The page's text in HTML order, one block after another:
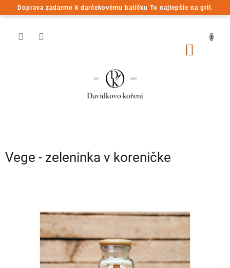
Doprava zadarmo k darčekovému balíčku To najlepšie na gril.
Prejsť
na
Vege - zeleninka v koreničke